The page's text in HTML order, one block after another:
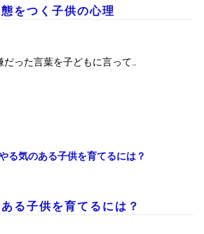
をつく子供の心理
った言葉を子どもに言って…
る子供を育てるには？